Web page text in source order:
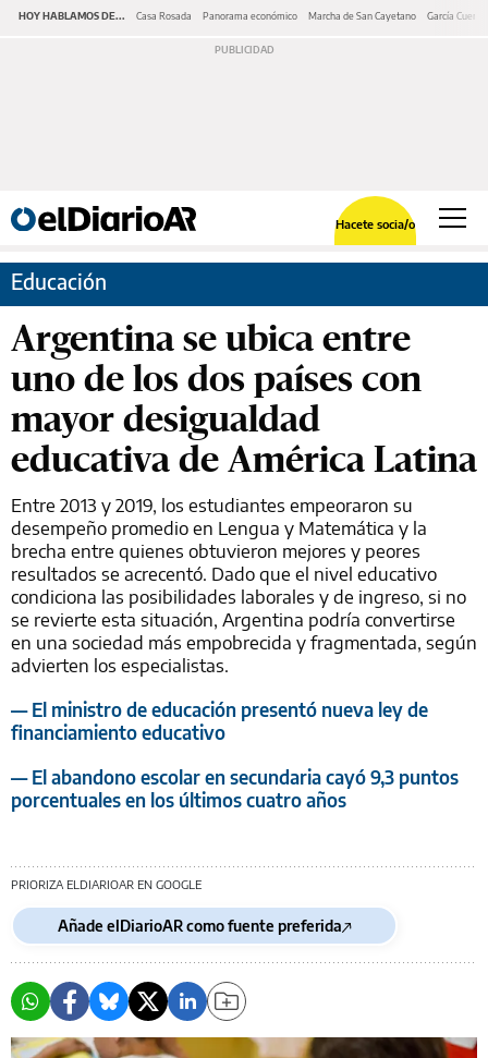
HOY HABLAMOS DE... Casa Rosada Panorama económico Marcha de San Cayetano García Cuerva
Hacete socia/o
Educación
Argentina se ubica entre
uno de los dos países con
mayor desigualdad
educativa de América Latina
Entre 2013 y 2019, los estudiantes empeoraron su
desempeño promedio en Lengua y Matemática y la
brecha entre quienes obtuvieron mejores y peores
resultados se acrecentó. Dado que el nivel educativo
condiciona las posibilidades laborales y de ingreso, si no
se revierte esta situación, Argentina podría convertirse
en una sociedad más empobrecida y fragmentada, según
advierten los especialistas.
— El ministro de educación presentó nueva ley de
financiamiento educativo
— El abandono escolar en secundaria cayó 9,3 puntos
porcentuales en los últimos cuatro años
PRIORIZA ELDIARIOAR EN GOOGLE
Añade elDiarioAR como fuente preferida